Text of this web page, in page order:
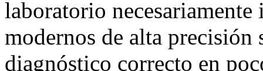
laboratorio
modernos de alta precisión
diagnóstico correcto en